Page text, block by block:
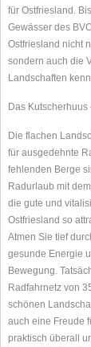
für Ostfriesland.
Gewässer des
Ostfriesland nicht
sondern auch die
Landschaften
Das
Die flachen
für ausgedehnte
fehlenden Berge
Radurlaub mit
die gute und
Ostfriesland so
Atmen Sie tief
gesunde Energie
Bewegung.
Radfahrnetz von
schönen
auch eine Freude
praktisch überall